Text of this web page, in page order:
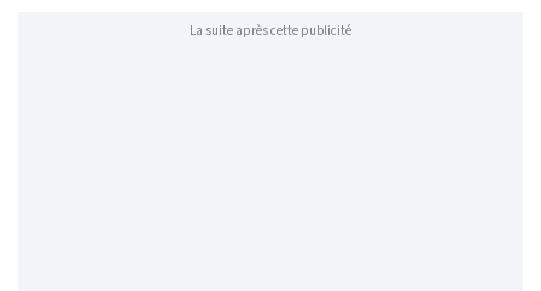
La suite après cette publicité